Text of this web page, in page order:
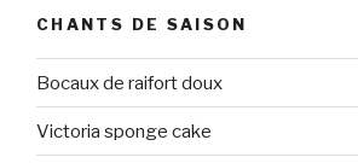
CHANTS DE SAISON
Bocaux de raifort doux
Victoria sponge cake